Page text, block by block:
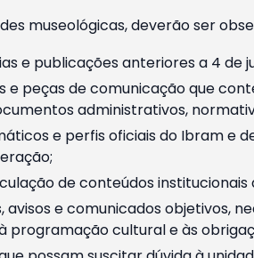
museológicas, deverão ser
e publicações anteriores a 4 de
e peças de comunicação que
administrativos,
e perfis oficiais do Ibram e
de conteúdos
e comunicados objetivos,
programação cultural e às